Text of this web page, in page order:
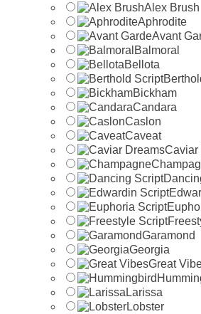
Alex Brush
Aphrodite
Avant
Balmoral
Bellota
Bickham
Candara
Caslon
Caveat
Caviar
Garamond
Georgia
Great
Larissa
Lobster